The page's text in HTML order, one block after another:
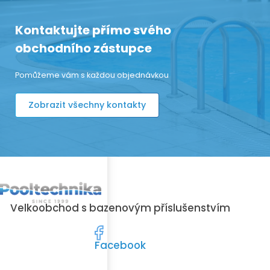
Kontaktujte přímo svého
obchodního zástupce
Pomůžeme vám s každou objednávkou
Zobrazit všechny kontakty
Velkoobchod s bazenovým příslušenstvím
Facebook